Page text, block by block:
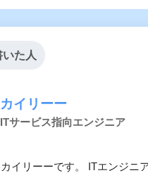
た人
カイリーー
ITサービス指向エンジニア
イリーーです。 ITエンジニ